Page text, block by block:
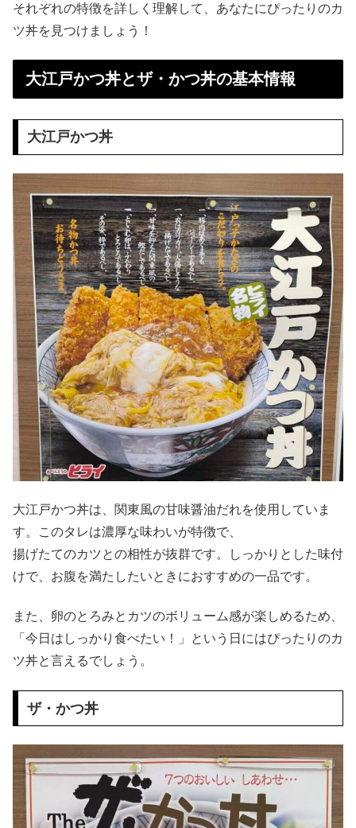
それぞれの特徴を詳しく理解して、あなたにぴったりのカ
ツ丼を見つけましょう！
大江戸かつ丼とザ・かつ丼の基本情報
大江戸かつ丼
大江戸かつ丼は、関東風の甘味醤油だれを使用していま
す。このタレは濃厚な味わいが特徴で、
揚げたてのカツとの相性が抜群です。しっかりとした味付
けで、お腹を満たしたいときにおすすめの一品です。
また、卵のとろみとカツのボリューム感が楽しめるため、
「今日はしっかり食べたい！」という日にはぴったりのカ
ツ丼と言えるでしょう。
ザ・かつ丼